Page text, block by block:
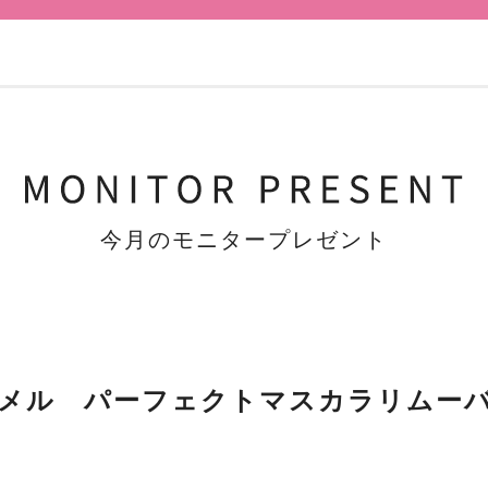
今月のモニタープレゼント
ル パーフェクトマスカラリムー